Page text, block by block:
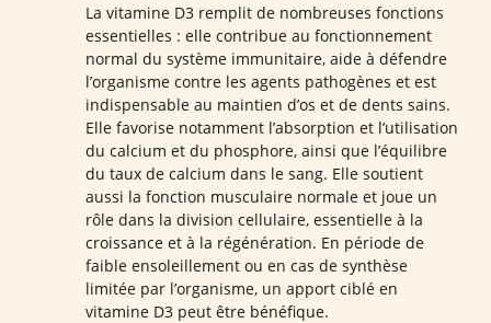
La vitamine D3 remplit de nombreuses fonctions
essentielles : elle contribue au fonctionnement
normal du système immunitaire, aide à défendre
l’organisme contre les agents pathogènes et est
indispensable au maintien d’os et de dents sains.
Elle favorise notamment l’absorption et l’utilisation
du calcium et du phosphore, ainsi que l’équilibre
du taux de calcium dans le sang. Elle soutient
aussi la fonction musculaire normale et joue un
rôle dans la division cellulaire, essentielle à la
croissance et à la régénération. En période de
faible ensoleillement ou en cas de synthèse
limitée par l’organisme, un apport ciblé en
vitamine D3 peut être bénéfique.